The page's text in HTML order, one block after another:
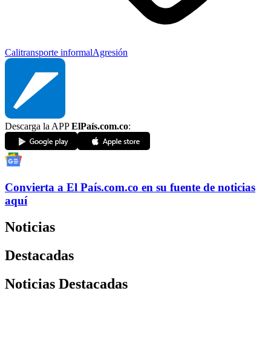
Calitransporte informalAgresión
Descarga la APPElPaís.com.co:
Convierta a El País.com.co en su fuente de noticias
aquí
Noticias
Destacadas
Noticias Destacadas